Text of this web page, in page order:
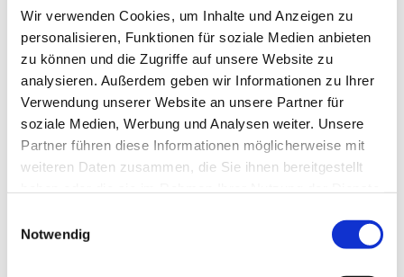
Wir verwenden Cookies, um Inhalte und Anzeigen zu
personalisieren, Funktionen für soziale Medien anbieten
zu können und die Zugriffe auf unsere Website zu
analysieren. Außerdem geben wir Informationen zu Ihrer
Verwendung unserer Website an unsere Partner für
soziale Medien, Werbung und Analysen weiter. Unsere
Partner führen diese Informationen möglicherweise mit
weiteren Daten zusammen, die Sie ihnen bereitgestellt
Notwendig
Gospel- und Jazzchor Kaufungen,
Martin Baumann (Leitung)
Interessierte können jederzeit - außer direkt vor